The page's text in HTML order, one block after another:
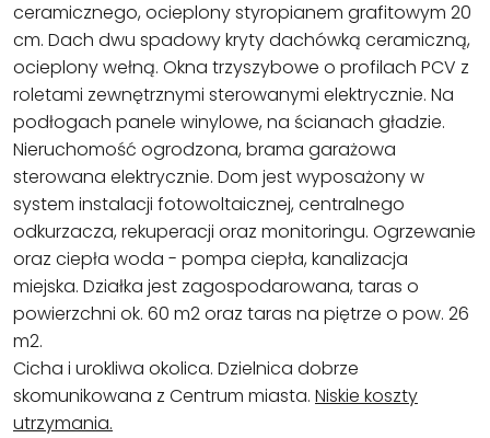
ceramicznego, ocieplony styropianem grafitowym 20
cm. Dach dwu spadowy kryty dachówką ceramiczną,
ocieplony wełną. Okna trzyszybowe o profilach PCV z
roletami zewnętrznymi sterowanymi elektrycznie. Na
podłogach panele winylowe, na ścianach gładzie.
Nieruchomość ogrodzona, brama garażowa
sterowana elektrycznie. Dom jest wyposażony w
system instalacji fotowoltaicznej, centralnego
odkurzacza, rekuperacji oraz monitoringu. Ogrzewanie
oraz ciepła woda - pompa ciepła, kanalizacja
miejska. Działka jest zagospodarowana, taras o
powierzchni ok. 60 m2 oraz taras na piętrze o pow. 26
m2.
Cicha i urokliwa okolica. Dzielnica dobrze
skomunikowana z Centrum miasta. Niskie koszty
utrzymania.